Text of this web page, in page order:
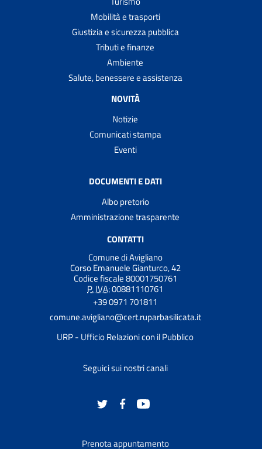
Mobilità e trasporti
Giustizia e sicurezza pubblica
Tributi e finanze
Ambiente
Salute, benessere e assistenza
NOVITÀ
Notizie
Comunicati stampa
Eventi
DOCUMENTI E DATI
Albo pretorio
Amministrazione trasparente
CONTATTI
Comune di Avigliano
Corso Emanuele Gianturco, 42
Codice fiscale 80001750761
P. IVA:00881110761
+39 0971 701811
comune.avigliano@cert.ruparbasilicata.it
URP - Ufficio Relazioni con il Pubblico
Seguici sui nostri canali
Prenota appuntamento